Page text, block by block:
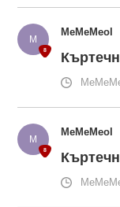
MeMeMeol
MeMeMeol